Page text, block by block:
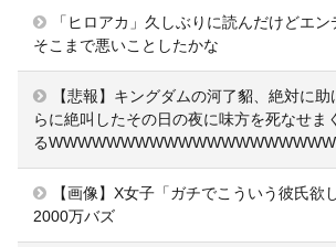
「ヒロアカ」久しぶりに読んだけどエ
そこまで悪いことしたかな
【悲報】キングダムの河了貂、絶対に
らに絶叫したその日の夜に味方を死なせま
る
【画像】X女子「ガチでこういう彼氏欲
2000万バズ